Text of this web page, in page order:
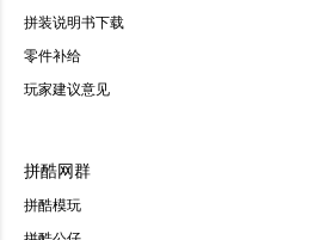
拼装说明书下载
零件补给
玩家建议意见
拼酷网群
拼酷模玩